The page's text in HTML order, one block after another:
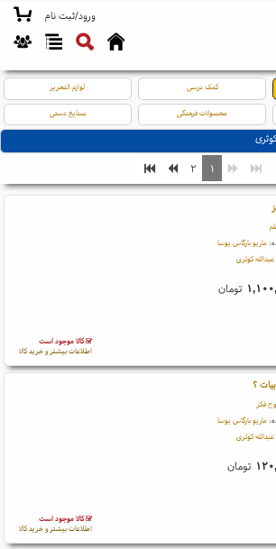
ورود/ثبت نام
کمک درسی لوازم التحریر
محصولات فرهنگی صنایع دستی
۱ ۲
ماریو بارگاس یوسا
عبدالله کوثری
تومان
کالا موجود است
اطلاعات بیشتر و خرید کالا
؟
فکر
ماریو بارگاس یوسا
عبدالله کوثری
تومان
کالا موجود است
اطلاعات بیشتر و خرید کالا